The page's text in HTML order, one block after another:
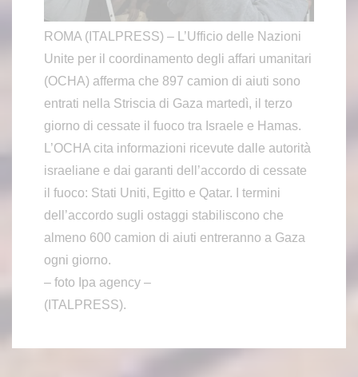
ROMA (ITALPRESS) – L’Ufficio delle Nazioni
Unite per il coordinamento degli affari umanitari
(OCHA) afferma che 897 camion di aiuti sono
entrati nella Striscia di Gaza martedì, il terzo
giorno di cessate il fuoco tra Israele e Hamas.
L’OCHA cita informazioni ricevute dalle autorità
israeliane e dai garanti dell’accordo di cessate
il fuoco: Stati Uniti, Egitto e Qatar. I termini
dell’accordo sugli ostaggi stabiliscono che
almeno 600 camion di aiuti entreranno a Gaza
ogni giorno.
– foto Ipa agency –
(ITALPRESS).